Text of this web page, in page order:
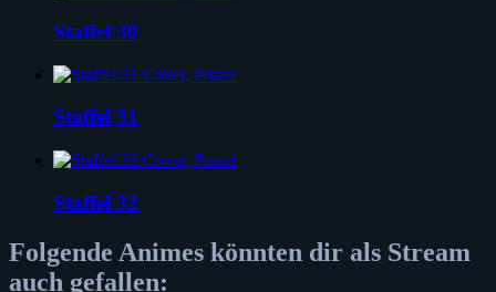
Staffel 30
Staffel 31
Staffel 32
Folgende Animes könnten dir als Stream
auch gefallen: